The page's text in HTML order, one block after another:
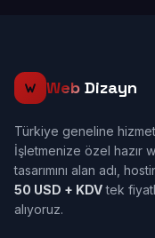
Web Dizayn
Türkiye geneline
İşletmenize özel hazır
tasarımını alan adı,
50 USD + KDVtek
alıyoruz.